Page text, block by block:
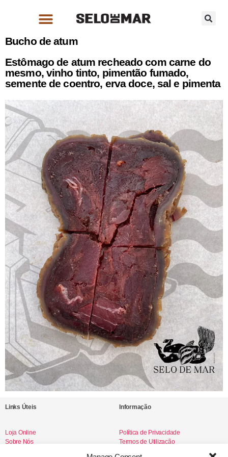
Bucho de atum
Estômago de atum recheado com carne do
mesmo, vinho tinto, pimentão fumado,
semente de coentro, erva doce, sal e pimenta
Links Úteis
Loja Online
Sobre Nós
Informação
Política de Privacidade
Termos de Utilização